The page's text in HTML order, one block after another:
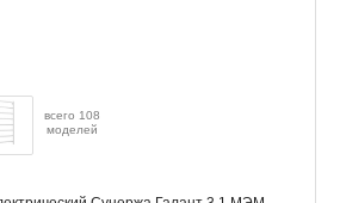
всего 108
моделей